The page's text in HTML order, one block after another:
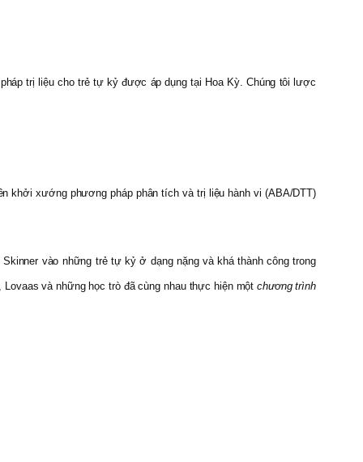
trị liệu cho trẻ tự kỷ được áp dụng tại Hoa Kỳ. Chúng tôi lược
khởi xướng phương pháp phân tích và trị liệu hành vi (ABA/DTT)
vào những trẻ tự kỷ ở dạng nặng và khá thành công trong
và những học trò đã cùng nhau thực hiện mộtchương trình